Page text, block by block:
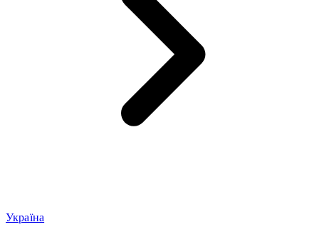
Україна